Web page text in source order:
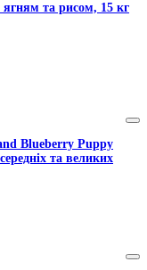
та рисом, 15 кг
Blueberry Puppy
та великих